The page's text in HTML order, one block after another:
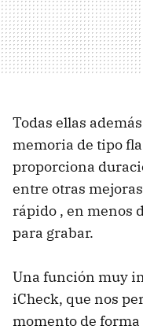
Todas ellas
memoria de tipo
proporciona
entre otras
rápido , en menos
para grabar.
Una función muy
iCheck, que nos
momento de